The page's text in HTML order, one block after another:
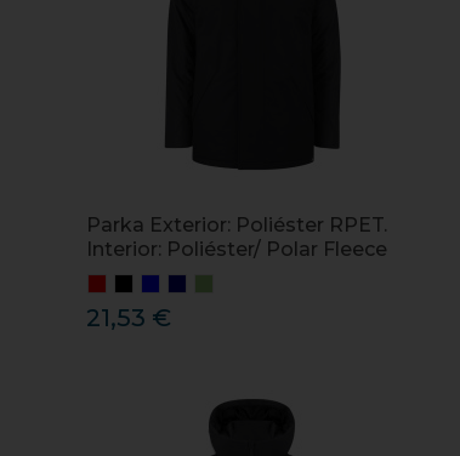
Parka Exterior: Poliéster RPET.
Interior: Poliéster/ Polar Fleece
21,53 €